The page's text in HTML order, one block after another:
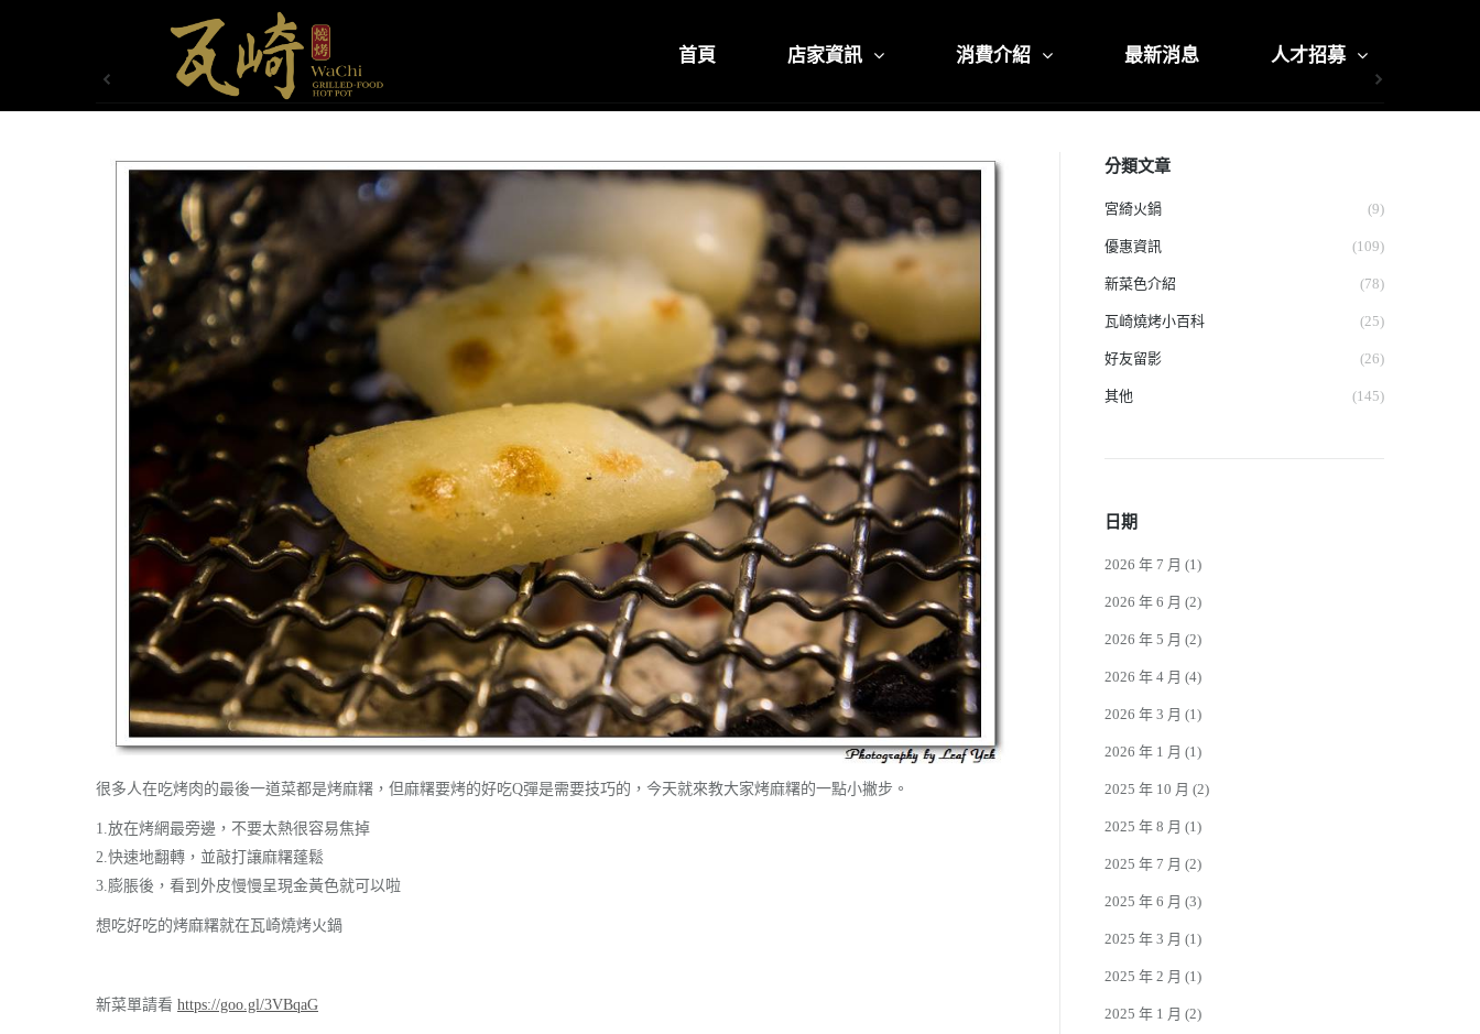
首頁 店家資訊 消費介紹 最新消息 人才招募
很多人在吃烤肉的最後一道菜都是烤麻糬，但麻糬要烤的好吃Q彈是需要技巧的，今天就來教大家烤麻糬的一點小撇步。
1.放在烤網最旁邊，不要太熱很容易焦掉
2.快速地翻轉，並敲打讓麻糬蓬鬆
3.膨脹後，看到外皮慢慢呈現金黃色就可以啦
想吃好吃的烤麻糬就在瓦崎燒烤火鍋
新菜單請看 https://goo.gl/3VBqaG
分類文章
宮綺火鍋 (9)
優惠資訊 (109)
新菜色介紹 (78)
瓦崎燒烤小百科 (25)
好友留影 (26)
其他 (145)
日期
2026 年 7 月 (1)
2026 年 6 月 (2)
2026 年 5 月 (2)
2026 年 4 月 (4)
2026 年 3 月 (1)
2026 年 1 月 (1)
2025 年 10 月 (2)
2025 年 8 月 (1)
2025 年 7 月 (2)
2025 年 6 月 (3)
2025 年 3 月 (1)
2025 年 2 月 (1)
2025 年 1 月 (2)